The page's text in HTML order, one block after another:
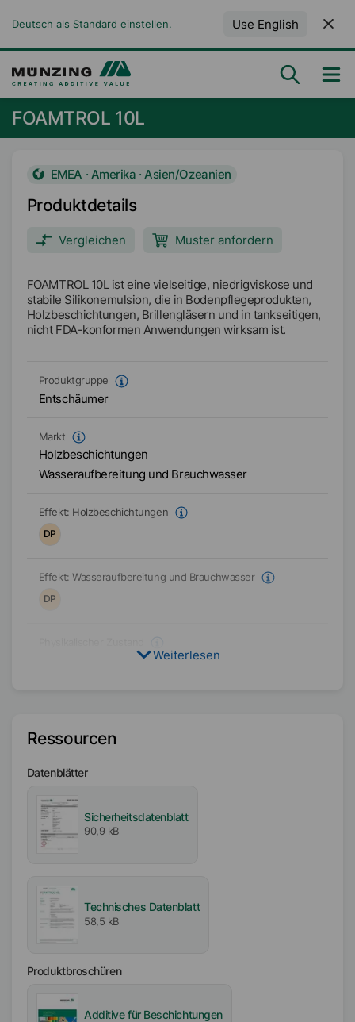
Deutsch als Standard einstellen. Use English
FOAMTROL 10L
EMEA · Amerika · Asien/Ozeanien
Produktdetails
Vergleichen Muster anfordern
FOAMTROL 10L ist eine vielseitige, niedrigviskose und
stabile Silikonemulsion, die in Bodenpflegeprodukten,
Holzbeschichtungen, Brillengläsern und in tankseitigen,
nicht FDA-konformen Anwendungen wirksam ist.
Produktgruppe
Entschäumer
Markt
Holzbeschichtungen
Wasseraufbereitung und Brauchwasser
Effekt: Holzbeschichtungen
DP
Effekt:Wasseraufbereitung und Brauchwasser
DP
10%
Einarbeitbarkeit
Mittel
EMEA
Amerika
Asien/Ozeanien
Weiterlesen
Ressourcen
Datenblätter
Sicherheitsdatenblatt
90,9 kB
Technisches Datenblatt
58,5 kB
Produktbroschüren
Additive für Beschichtungen